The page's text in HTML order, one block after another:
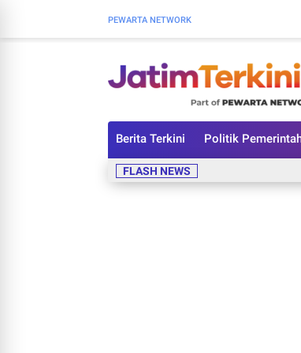
PEWARTA NETWORK
Berita Terkini Politik
FLASH NEWS